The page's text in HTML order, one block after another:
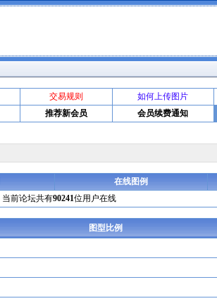
交易规则
如何上传图片
推荐新会员 会员续费通知
在线图例
当前论坛共有90241位用户在线
图型比例